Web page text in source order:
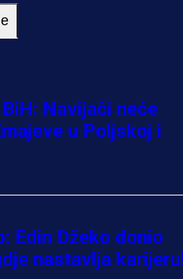
Navijači neće
u Poljskoj i
Edin Džeko donio
nastavlja